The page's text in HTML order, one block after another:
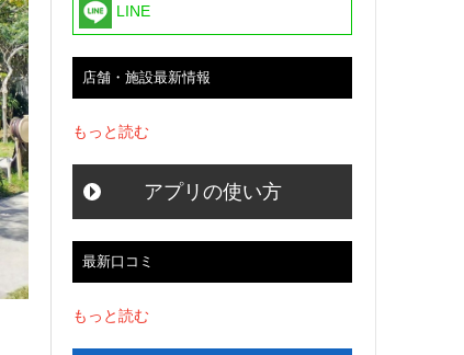
LINE
店舗・施設最新情報
もっと読む
アプリの使い方
最新口コミ
もっと読む